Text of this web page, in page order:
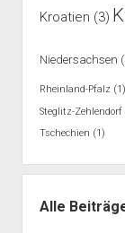
Kroatien (3)
Niedersachsen
Rheinland-Pfalz(1)
Steglitz-Zehlendorf
Tschechien (1)
Alle